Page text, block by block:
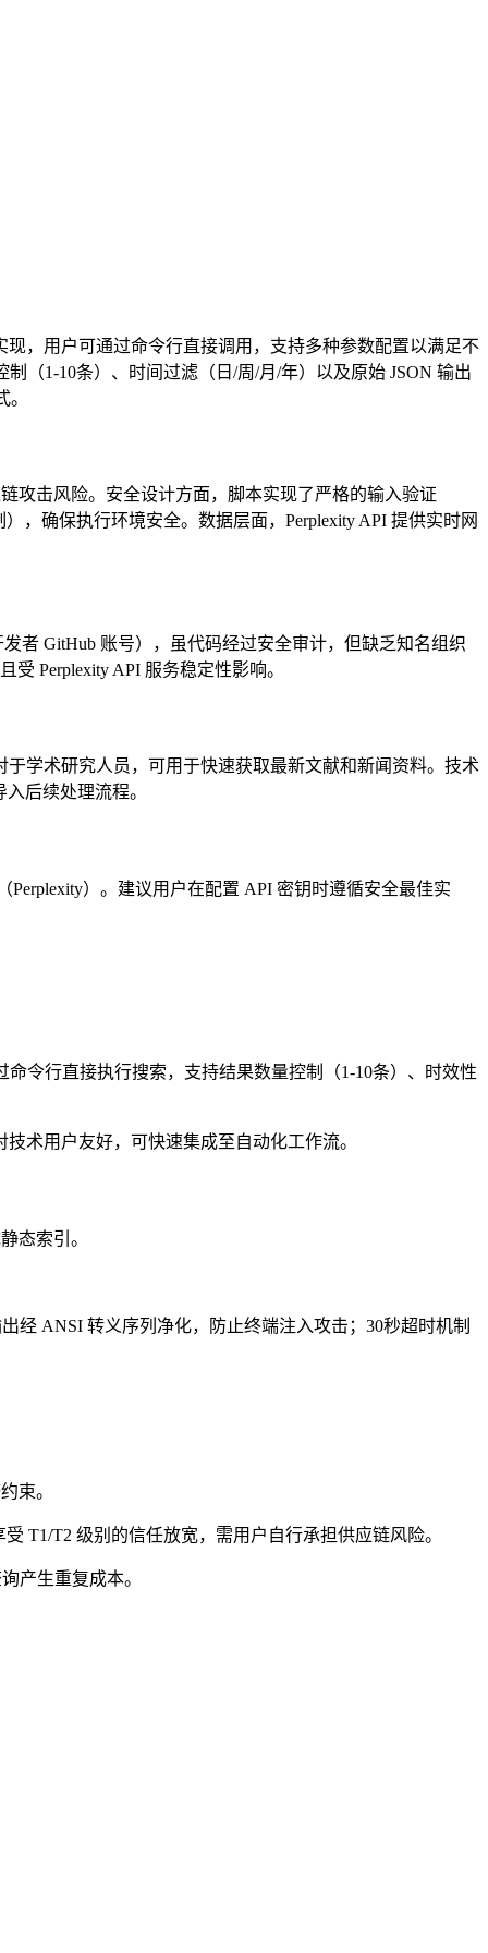
现，用户可通过命令行直接调用，支持多种参数配置以满足不
（1-10条）、时间过滤（日/周/月/年）以及原始 JSON 输出
攻击风险。安全设计方面，脚本实现了严格的输入验证
，确保执行环境安全。数据层面，Perplexity API 提供实时网
者 GitHub 账号），虽代码经过安全审计，但缺乏知名组织
Perplexity API 服务稳定性影响。
学术研究人员，可用于快速获取最新文献和新闻资料。技术
后续处理流程。
）。建议用户在配置 API 密钥时遵循安全最佳实
命令行直接执行搜索，支持结果数量控制（1-10条）、时效性
术用户友好，可快速集成至自动化工作流。
态索引。
经 ANSI 转义序列净化，防止终端注入攻击；30秒超时机制
束。
T1/T2 级别的信任放宽，需用户自行承担供应链风险。
产生重复成本。